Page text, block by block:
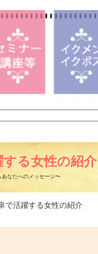
する女性の紹介
なたへのメッセージ〜
で活躍する女性の紹介